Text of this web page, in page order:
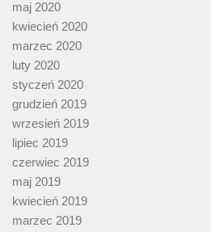
maj 2020
kwiecień 2020
marzec 2020
luty 2020
styczeń 2020
grudzień 2019
wrzesień 2019
lipiec 2019
czerwiec 2019
maj 2019
kwiecień 2019
marzec 2019